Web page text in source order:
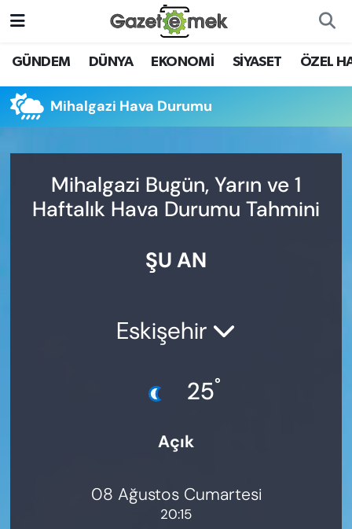
GÜNDEM DÜNYA EKONOMİ SİYASET ÖZEL
Mihalgazi Hava Durumu
Mihalgazi Bugün, Yarın ve 1
Haftalık Hava Durumu Tahmini
ŞU AN
Eskişehir
25°
Açık
08 Ağustos Cumartesi
20:15
DÜNYA
EKONOMİ
YENİ MEDYADA EMEK
GAZETECİLİĞİNİ GELİŞTİRMEK
Nöbetçi Eczaneler
Hava Durumu
Trafik Durumu
Süper Lig Puan Durumu ve Fikstür
Haber Arşivi